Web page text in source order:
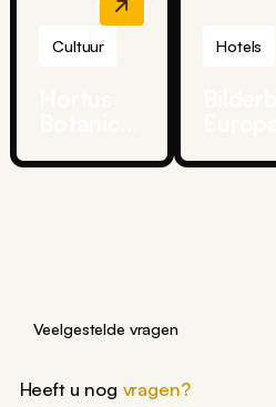
Cultuur Hotels
Veelgestelde vragen
Heeft u nog vragen?